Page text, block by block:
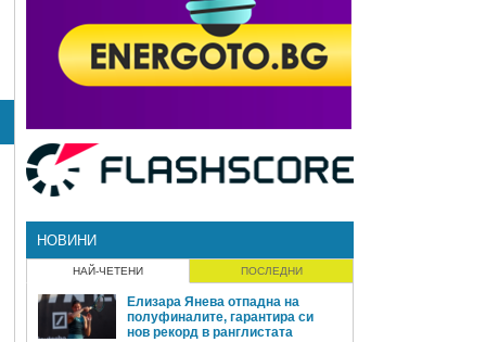
НОВИНИ
НАЙ-ЧЕТЕНИ ПОСЛЕДНИ
Елизара Янева отпадна на
полуфиналите, гарантира си
нов рекорд в ранглистата